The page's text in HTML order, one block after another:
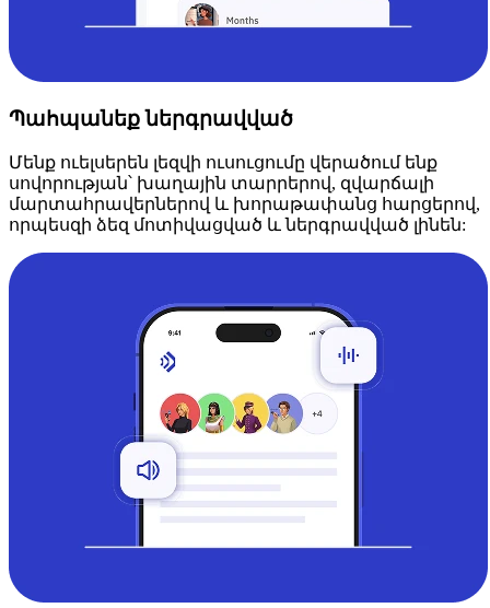
Պահպանեք ներգրավված
Մենք ուելսերեն լեզվի ուսուցումը վերածում ենք
սովորության՝ խաղային տարրերով, զվարճալի
մարտահրավերներով և խորաթափանց հարցերով,
որպեսզի ձեզ մոտիվացված և ներգրավված լինեն: